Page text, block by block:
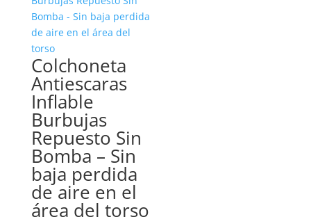
Colchoneta
Antiescaras
Inflable
Burbujas
Repuesto Sin
Bomba – Sin
baja perdida
de aire en el
área del torso